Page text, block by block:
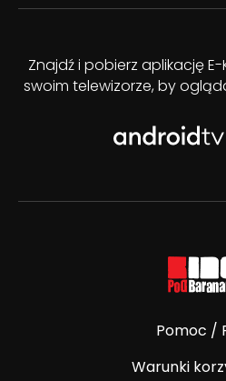
Znajdź i pobierz aplikację
swoim telewizorze, by
Pomoc /
Warunki